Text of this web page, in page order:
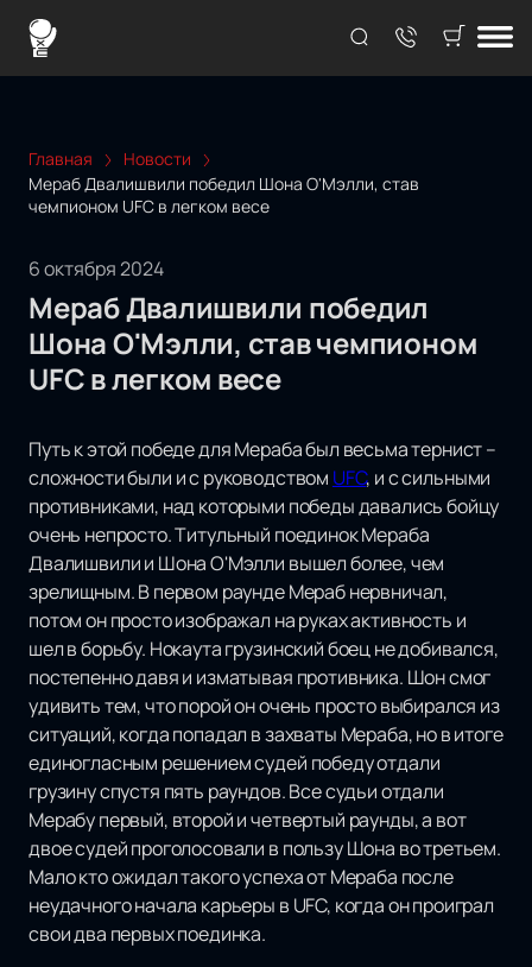
Главная
Новости
Мераб Двалишвили победил Шона О'Мэлли, став
чемпионом UFC в легком весе
6 октября 2024
Мераб Двалишвили победил
Шона О'Мэлли, став чемпионом
UFC в легком весе
Путь к этой победе для Мераба был весьма тернист –
сложности были и с руководством UFC, и с сильными
противниками, над которыми победы давались бойцу
очень непросто. Титульный поединок Мераба
Двалишвили и Шона О'Мэлли вышел более, чем
зрелищным. В первом раунде Мераб нервничал,
потом он просто изображал на руках активность и
шел в борьбу. Нокаута грузинский боец не добивался,
постепенно давя и изматывая противника. Шон смог
удивить тем, что порой он очень просто выбирался из
ситуаций, когда попадал в захваты Мераба, но в итоге
единогласным решением судей победу отдали
грузину спустя пять раундов. Все судьи отдали
Мерабу первый, второй и четвертый раунды, а вот
двое судей проголосовали в пользу Шона во третьем.
Мало кто ожидал такого успеха от Мераба после
неудачного начала карьеры в UFC, когда он проиграл
свои два первых поединка.